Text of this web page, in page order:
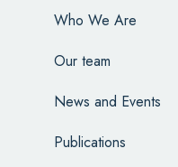
Who We Are
Our team
News and Events
Publications